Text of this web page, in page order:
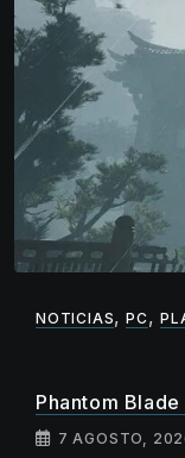
NOTICIAS,PC,
Phantom
7 AGOSTO,